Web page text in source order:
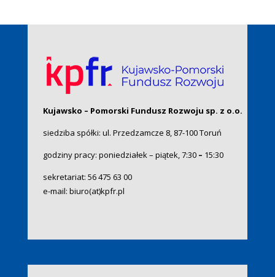
Kujawsko – Pomorski Fundusz Rozwoju sp. z o.o.
siedziba spółki: ul. Przedzamcze 8, 87-100 Toruń
godziny pracy: poniedziałek – piątek, 7:30– 15:30
sekretariat: 56 475 63 00
e-mail: biuro(at)kpfr.pl